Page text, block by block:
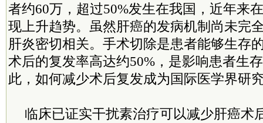
者约60万，超过50%发生在我国，近年来
现上升趋势。虽然肝癌的发病机制尚未完
肝炎密切相关。手术切除是患者能够生存
术后的复发率高达约50%，是影响患者生
此，如何减少术后复发成为国际医学界研
临床已证实干扰素治疗可以减少肝癌术